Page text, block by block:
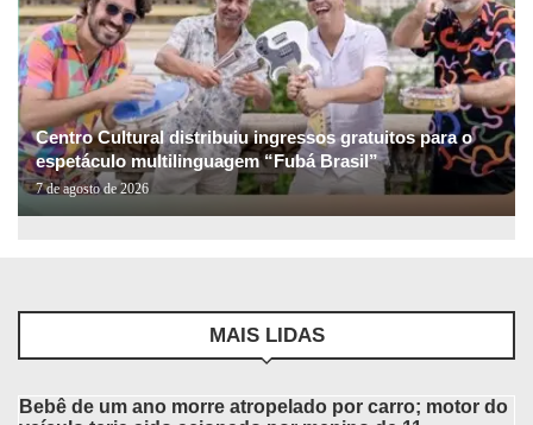
Centro Cultural distribuiu ingressos gratuitos para o
espetáculo multilinguagem “Fubá Brasil”
7 de agosto de 2026
MAIS LIDAS
Bebê de um ano morre atropelado por carro; motor do